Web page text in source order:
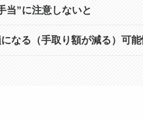
当”に注意しないと
なる（手取り額が減る）可能